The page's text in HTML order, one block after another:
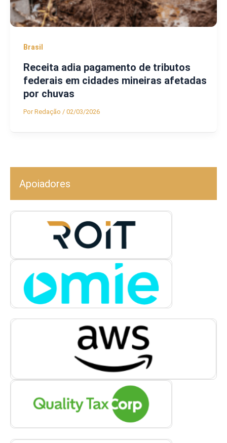
Brasil
Receita adia pagamento de tributos
federais em cidades mineiras afetadas
por chuvas
PorRedação / 02/03/2026
Apoiadores